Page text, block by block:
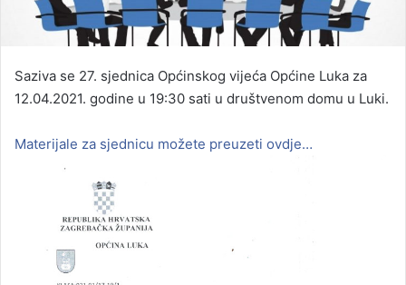
Saziva se 27. sjednica Općinskog vijeća Općine Luka za
12.04.2021. godine u 19:30 sati u društvenom domu u Luki.
Materijale za sjednicu možete preuzeti ovdje…